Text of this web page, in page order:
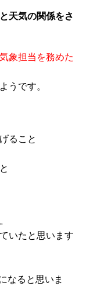
天気の関係をさ
象担当を務めた
うです。
ること
いたと思います
なると思いま